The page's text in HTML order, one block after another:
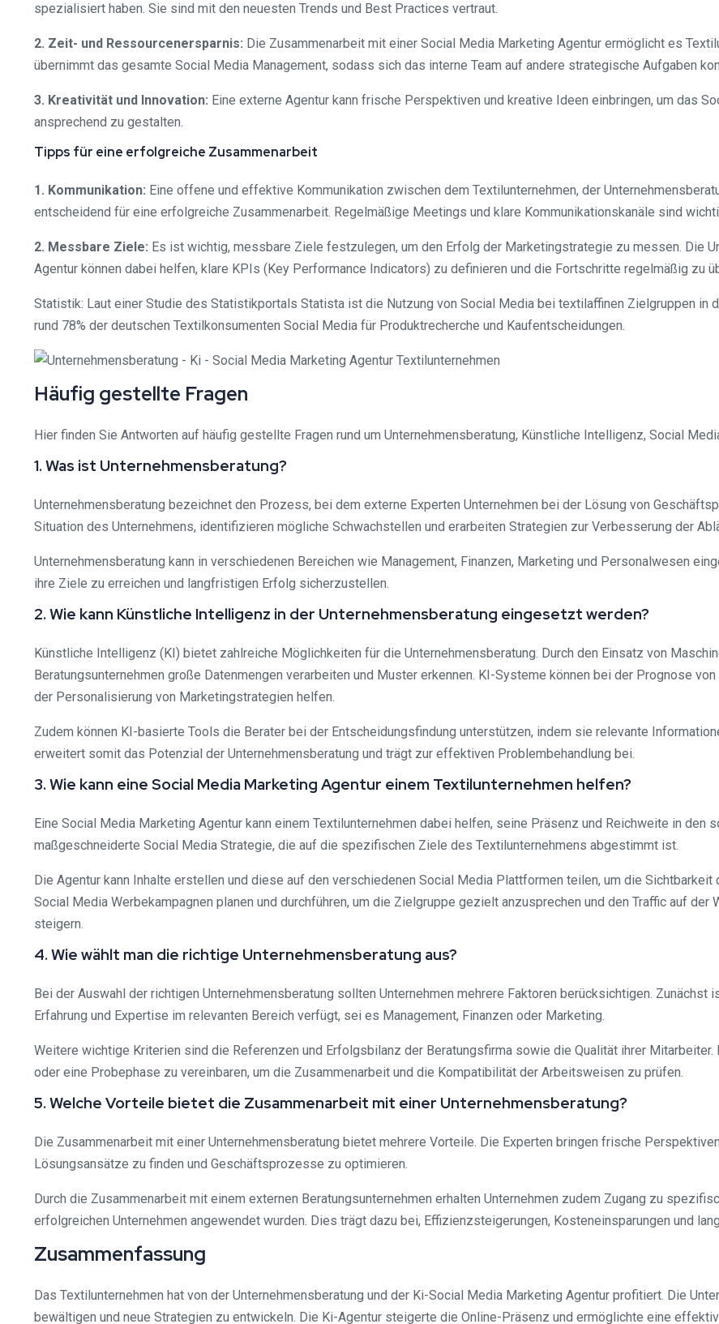
spezialisiert haben. Sie sind mit den neuesten Trends und Best Practices vertraut.
2. Zeit- und Ressourcenersparnis: Die Zusammenarbeit mit einer Social Media Marketing Agentur ermöglicht es
übernimmt das gesamte Social Media Management, sodass sich das interne Team auf andere strategische Aufgaben
3. Kreativität und Innovation: Eine externe Agentur kann frische Perspektiven und kreative Ideen einbringen, um das
ansprechend zu gestalten.
Tipps für eine erfolgreiche Zusammenarbeit
1. Kommunikation: Eine offene und effektive Kommunikation zwischen dem Textilunternehmen, der
entscheidend für eine erfolgreiche Zusammenarbeit. Regelmäßige Meetings und klare Kommunikationskanäle sind
2. Messbare Ziele: Es ist wichtig, messbare Ziele festzulegen, um den Erfolg der Marketingstrategie zu messen. Die
Agentur können dabei helfen, klare KPIs (Key Performance Indicators) zu definieren und die Fortschritte regelmäßig zu
Statistik: Laut einer Studie des Statistikportals Statista ist die Nutzung von Social Media bei textilaffinen Zielgruppen in
rund 78% der deutschen Textilkonsumenten Social Media für Produktrecherche und Kaufentscheidungen.
Häufig gestellte Fragen
Hier finden Sie Antworten auf häufig gestellte Fragen rund um Unternehmensberatung, Künstliche Intelligenz, Social
1. Was ist Unternehmensberatung?
Unternehmensberatung bezeichnet den Prozess, bei dem externe Experten Unternehmen bei der Lösung von
Situation des Unternehmens, identifizieren mögliche Schwachstellen und erarbeiten Strategien zur Verbesserung der
Unternehmensberatung kann in verschiedenen Bereichen wie Management, Finanzen, Marketing und Personalwesen
ihre Ziele zu erreichen und langfristigen Erfolg sicherzustellen.
2. Wie kann Künstliche Intelligenz in der Unternehmensberatung eingesetzt werden?
Künstliche Intelligenz (KI) bietet zahlreiche Möglichkeiten für die Unternehmensberatung. Durch den Einsatz von
Beratungsunternehmen große Datenmengen verarbeiten und Muster erkennen. KI-Systeme können bei der Prognose
der Personalisierung von Marketingstrategien helfen.
Zudem können KI-basierte Tools die Berater bei der Entscheidungsfindung unterstützen, indem sie relevante
erweitert somit das Potenzial der Unternehmensberatung und trägt zur effektiven Problembehandlung bei.
3. Wie kann eine Social Media Marketing Agentur einem Textilunternehmen helfen?
Eine Social Media Marketing Agentur kann einem Textilunternehmen dabei helfen, seine Präsenz und Reichweite in den
maßgeschneiderte Social Media Strategie, die auf die spezifischen Ziele des Textilunternehmens abgestimmt ist.
Die Agentur kann Inhalte erstellen und diese auf den verschiedenen Social Media Plattformen teilen, um die
Social Media Werbekampagnen planen und durchführen, um die Zielgruppe gezielt anzusprechen und den Traffic auf
steigern.
4. Wie wählt man die richtige Unternehmensberatung aus?
Bei der Auswahl der richtigen Unternehmensberatung sollten Unternehmen mehrere Faktoren berücksichtigen.
Erfahrung und Expertise im relevanten Bereich verfügt, sei es Management, Finanzen oder Marketing.
Weitere wichtige Kriterien sind die Referenzen und Erfolgsbilanz der Beratungsfirma sowie die Qualität ihrer
oder eine Probephase zu vereinbaren, um die Zusammenarbeit und die Kompatibilität der Arbeitsweisen zu prüfen.
5. Welche Vorteile bietet die Zusammenarbeit mit einer Unternehmensberatung?
Die Zusammenarbeit mit einer Unternehmensberatung bietet mehrere Vorteile. Die Experten bringen frische
Lösungsansätze zu finden und Geschäftsprozesse zu optimieren.
Durch die Zusammenarbeit mit einem externen Beratungsunternehmen erhalten Unternehmen zudem Zugang zu
erfolgreichen Unternehmen angewendet wurden. Dies trägt dazu bei, Effizienzsteigerungen, Kosteneinsparungen und
Zusammenfassung
Das Textilunternehmen hat von der Unternehmensberatung und der Ki-Social Media Marketing Agentur profitiert. Die
bewältigen und neue Strategien zu entwickeln. Die Ki-Agentur steigerte die Online-Präsenz und ermöglichte eine